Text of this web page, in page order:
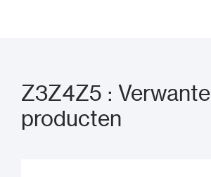
Z3Z4Z5 : Verwante
producten